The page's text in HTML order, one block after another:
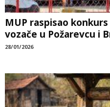
MUP raspisao
vozače u Požarevcu i
28/01/2026